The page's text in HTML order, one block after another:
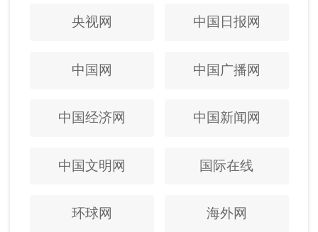
央视网 中国日报网
中国网 中国广播网
中国经济网 中国新闻网
中国文明网 国际在线
环球网 海外网